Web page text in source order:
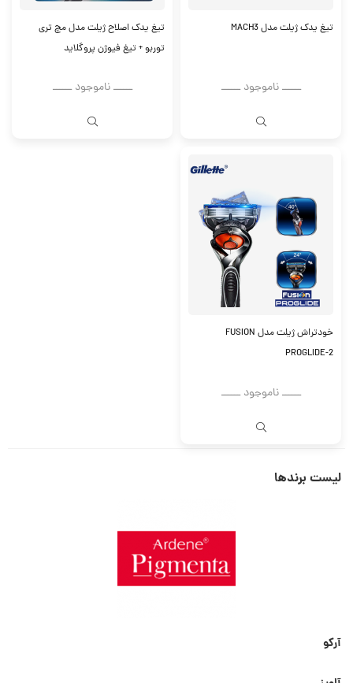
تیغ یدک ژیلت مدل MACH3
ــــــ ناموجود ــــــ
تیغ یدک اصلاح ژیلت مدل مچ تری
توربو + تیغ فیوژن پروگلاید
ــــــ ناموجود ــــــ
خودتراش ژیلت مدل FUSION
PROGLIDE-2
ــــــ ناموجود ــــــ
لیست برندها
آرکو